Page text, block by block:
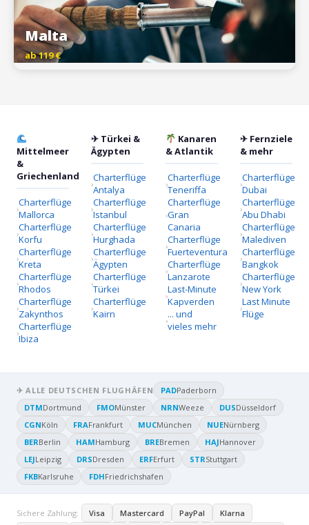
Malta
ab 119 €
Mittelmeer
&
Griechenland
Charterflüge
Mallorca
Charterflüge
Korfu
Charterflüge
Kreta
Charterflüge
Rhodos
Charterflüge
Zakynthos
Charterflüge
Ibiza
✈ Türkei &
Ägypten
Charterflüge
Antalya
Charterflüge
Istanbul
Charterflüge
Hurghada
Charterflüge
Ägypten
Charterflüge
Türkei
Charterflüge
Kairn
Kanaren
& Atlantik
Charterflüge
Teneriffa
Charterflüge
Gran
Canaria
Charterflüge
Fuerteventura
Charterflüge
Lanzarote
Last-Minute
Kapverden
... und
vieles mehr
✈ Fernziele
& mehr
Charterflüge
Dubai
Charterflüge
Abu Dhabi
Charterflüge
Malediven
Charterflüge
Bangkok
Charterflüge
New York
Last Minute
Flüge
✈ ALLE DEUTSCHEN FLUGHÄFEN PADPaderborn
DTMDortmund FMOMünster NRNWeeze DUSDüsseldorf
CGNKöln FRAFrankfurt MUCMünchen NUENürnberg
BERBerlin HAMHamburg BREBremen HAJHannover
LEJLeipzig DRSDresden ERFErfurt STRStuttgart
FKBKarlsruhe FDHFriedrichshafen
Sichere Zahlung: Visa Mastercard PayPal
Klarna